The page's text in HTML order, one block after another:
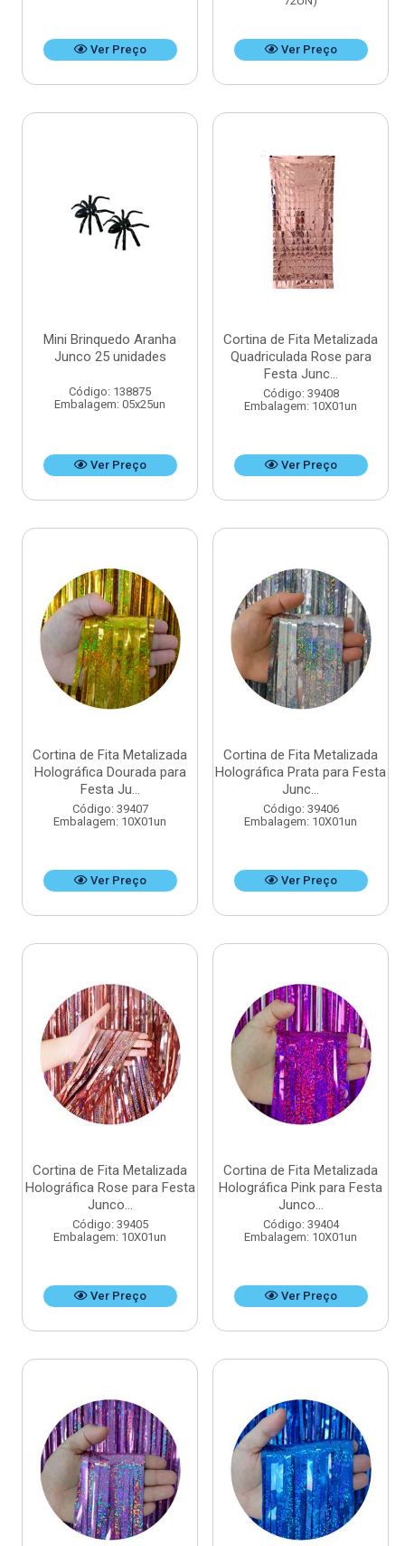
Ver Preço Ver Preço
Mini Brinquedo Aranha
Junco 25 unidades
Código: 138875
Embalagem: 05x25un
Ver Preço
Cortina de Fita Metalizada
Quadriculada Rose para
Festa Junc...
Código: 39408
Embalagem: 10X01un
Ver Preço
Cortina de Fita Metalizada
Holográfica Dourada para
Festa Ju...
Código: 39407
Embalagem: 10X01un
Ver Preço
Cortina de Fita Metalizada
Holográfica Prata para Festa
Junc...
Código: 39406
Embalagem: 10X01un
Ver Preço
Cortina de Fita Metalizada
Holográfica Rose para Festa
Junco...
Código: 39405
Embalagem: 10X01un
Ver Preço
Cortina de Fita Metalizada
Holográfica Pink para Festa
Junco...
Código: 39404
Embalagem: 10X01un
Ver Preço